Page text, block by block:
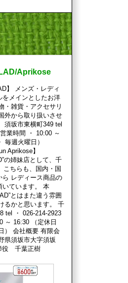
Aprikose
】 メンズ・レディ
をメインとしたお洋
・雑貨・アクセサリ
外から取り扱いさせ
須坂市東横町349 tel
業時間 ・ 10:00 ～
毎週火曜日）
Aprikose】
の姉妹店として、千
こちらも、国内・国
ら レディース商品の
いています。 本
とはまた違う雰囲
るかと思います。 千
tel ・ 026-214-2923
～ 16:30 （定休日
） 会社概要 有限会
県須坂市大字須坂
役 千葉正樹